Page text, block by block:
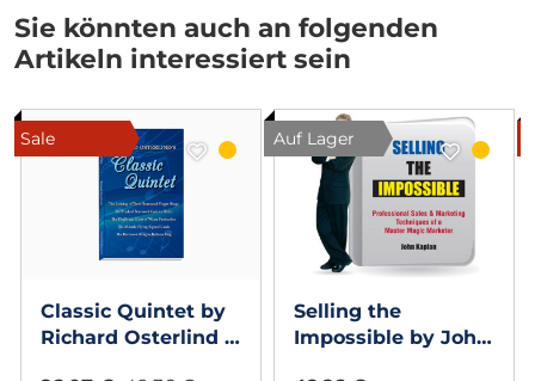
Sie könnten auch an folgenden
Artikeln interessiert sein
Sale
Classic Quintet by
Richard Osterlind -
Auf Lager
Selling the
Impossible by John